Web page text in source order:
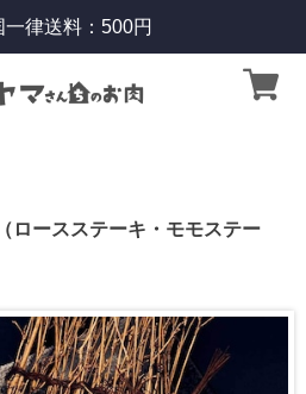
一律送料：500円
ロースステーキ・モモステー